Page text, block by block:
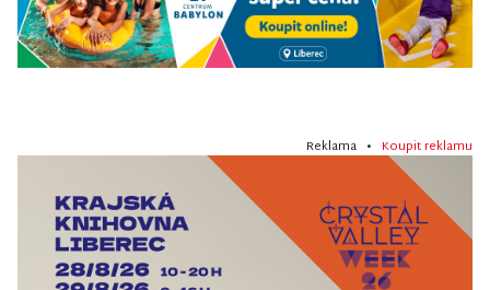
Reklama • Koupit reklamu